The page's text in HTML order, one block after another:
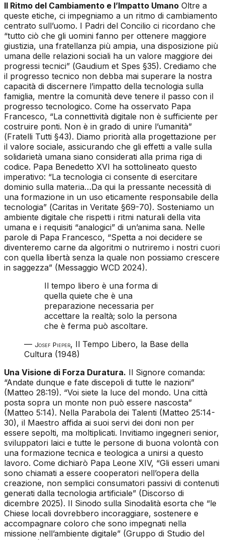
Il Ritmo del Cambiamento e l’Impatto Umano Oltre a
queste etiche, ci impegniamo a un ritmo di cambiamento
centrato sull’uomo. I Padri del Concilio ci ricordano che
“tutto ciò che gli uomini fanno per ottenere maggiore
giustizia, una fratellanza più ampia, una disposizione più
umana delle relazioni sociali ha un valore maggiore dei
progressi tecnici” (Gaudium et Spes §35). Crediamo che
il progresso tecnico non debba mai superare la nostra
capacità di discernere l’impatto della tecnologia sulla
famiglia, mentre la comunità deve tenere il passo con il
progresso tecnologico. Come ha osservato Papa
Francesco, “La connettività digitale non è sufficiente per
costruire ponti. Non è in grado di unire l’umanità”
(Fratelli Tutti §43). Diamo priorità alla progettazione per
il valore sociale, assicurando che gli effetti a valle sulla
solidarietà umana siano considerati alla prima riga di
codice. Papa Benedetto XVI ha sottolineato questo
imperativo: “La tecnologia ci consente di esercitare
dominio sulla materia…Da qui la pressante necessità di
una formazione in un uso eticamente responsabile della
tecnologia” (Caritas in Veritate §69-70). Sosteniamo un
ambiente digitale che rispetti i ritmi naturali della vita
umana e i requisiti “analogici” di un’anima sana. Nelle
parole di Papa Francesco, “Spetta a noi decidere se
diventeremo carne da algoritmi o nutriremo i nostri cuori
con quella libertà senza la quale non possiamo crescere
in saggezza” (Messaggio WCD 2024).
Il tempo libero è una forma di
quella quiete che è una
preparazione necessaria per
accettare la realtà; solo la persona
che è ferma può ascoltare.
— Josef Pieper, Il Tempo Libero, la Base della
Cultura (1948)
Una Visione di Forza Duratura. Il Signore comanda:
“Andate dunque e fate discepoli di tutte le nazioni”
(Matteo 28:19). “Voi siete la luce del mondo. Una città
posta sopra un monte non può essere nascosta”
(Matteo 5:14). Nella Parabola dei Talenti (Matteo 25:14-
30), il Maestro affida ai suoi servi dei doni non per
essere sepolti, ma moltiplicati. Invitiamo ingegneri senior,
sviluppatori laici e tutte le persone di buona volontà con
una formazione tecnica e teologica a unirsi a questo
lavoro. Come dichiarò Papa Leone XIV, “Gli esseri umani
sono chiamati a essere cooperatori nell’opera della
creazione, non semplici consumatori passivi di contenuti
generati dalla tecnologia artificiale” (Discorso di
dicembre 2025). Il Sinodo sulla Sinodalità esorta che “le
Chiese locali dovrebbero incoraggiare, sostenere e
accompagnare coloro che sono impegnati nella
missione nell’ambiente digitale” (Gruppo di Studio del